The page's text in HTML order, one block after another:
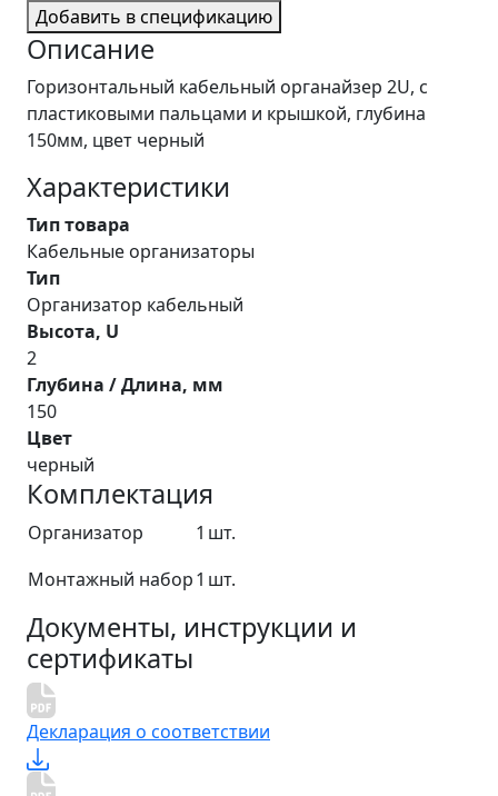
Добавить в спецификацию
Описание
Горизонтальный кабельный органайзер 2U, с
пластиковыми пальцами и крышкой, глубина
150мм, цвет черный
Характеристики
Тип товара
Кабельные организаторы
Тип
Организатор кабельный
Высота, U
2
Глубина / Длина, мм
150
Цвет
черный
Комплектация
Организатор 1 шт.
Монтажный набор1 шт.
Документы, инструкции и
сертификаты
Декларация о соответствии